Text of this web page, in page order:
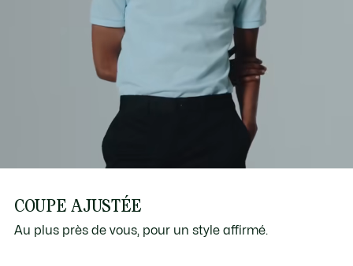
COUPE AJUSTÉE
Au plus près de vous, pour un style affirmé.